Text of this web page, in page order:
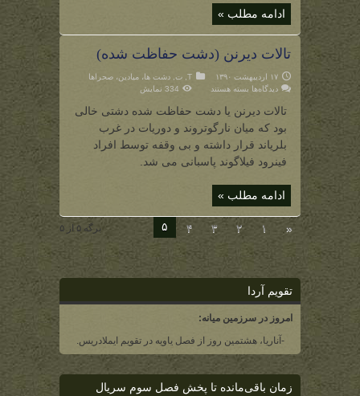
ادامه مطلب »
تالات دیرنن (دشت حفاظت شده)
۱۷ اردیبهشت ۱۳۹۰ T ت دشت ها، میادین، صحراها
دیدگاه‌ها برای
(دشت
حفاظت
شده)
بسته هستند 334 نمایش
تالات دیرنن یا دشت حفاظت شده دشتی خالی
بود که میان نارگوتروند و دوریات در غرب
بلریاند قرار داشته و بی وقفه توسط افراد
فینرود فیلاگوند پاسبانی می شد.
ادامه مطلب »
برگه ۵ از ۵ « ۱ ۲ ۳ ۴ ۵
تقویم آردا
امروز در سرزمین میانه:
-آناریا، هشتمین روز از فصل یاویه در تقویم ایملادریس.
زمان باقی‌مانده تا پخش فصل سوم سریال